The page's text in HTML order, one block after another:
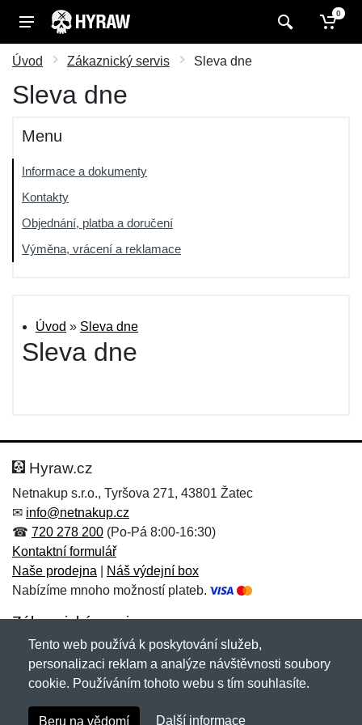
0
Úvod Zákaznický servis Sleva dne
Sleva dne
Menu
Informace a dokumenty
Kontakty
Objednání, platba a doručení
Výměna, vrácení a reklamace
Úvod » Sleva dne
Sleva dne
Hyraw.cz
Netnakup s.r.o., Tyršova 271, 43801 Žatec
✉ info@netnakup.cz
☎ 720 278 200 (Po-Pá 8:00-16:30)
Kontaktní formulář
Naše prodejna
Náš výdejní box
Nabízíme mnoho možností plateb.
Zákaznický servis
Novinky emailem
Copyright © 2007-2026 (19 let s vámi)Netnakup.cz
Tento web používá k poskytování služeb,
personalizaci reklam a analýze návštěvnosti soubory
cookie. Používáním tohoto webu s tím souhlasíte.
Beru na vědomí Další informace